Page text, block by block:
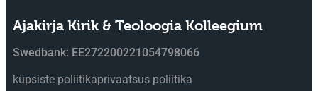
Ajakirja Kirik & Teoloogia Kolleegium
Swedbank: EE272200221054798066
küpsiste poliitikaprivaatsus poliitika